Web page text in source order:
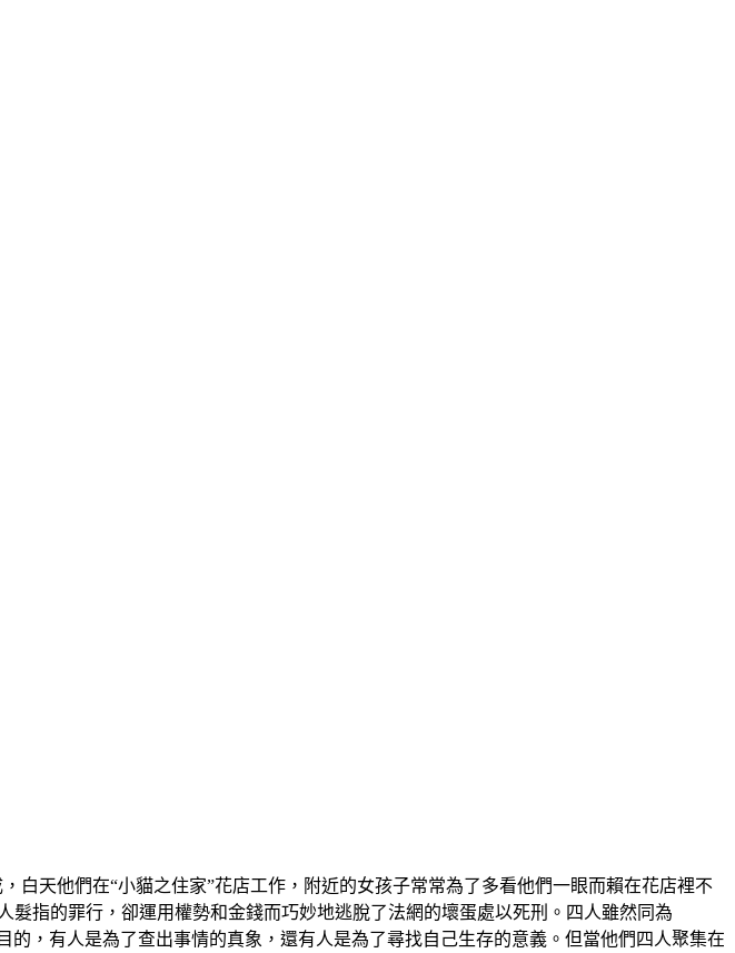
白天他們在“小貓之住家”花店工作，附近的女孩子常常為了多看他們一眼而賴在花店裡不
指的罪行，卻運用權勢和金錢而巧妙地逃脫了法網的壞蛋處以死刑。四人雖然同為
，有人是為了查出事情的真象，還有人是為了尋找自己生存的意義。但當他們四人聚集在